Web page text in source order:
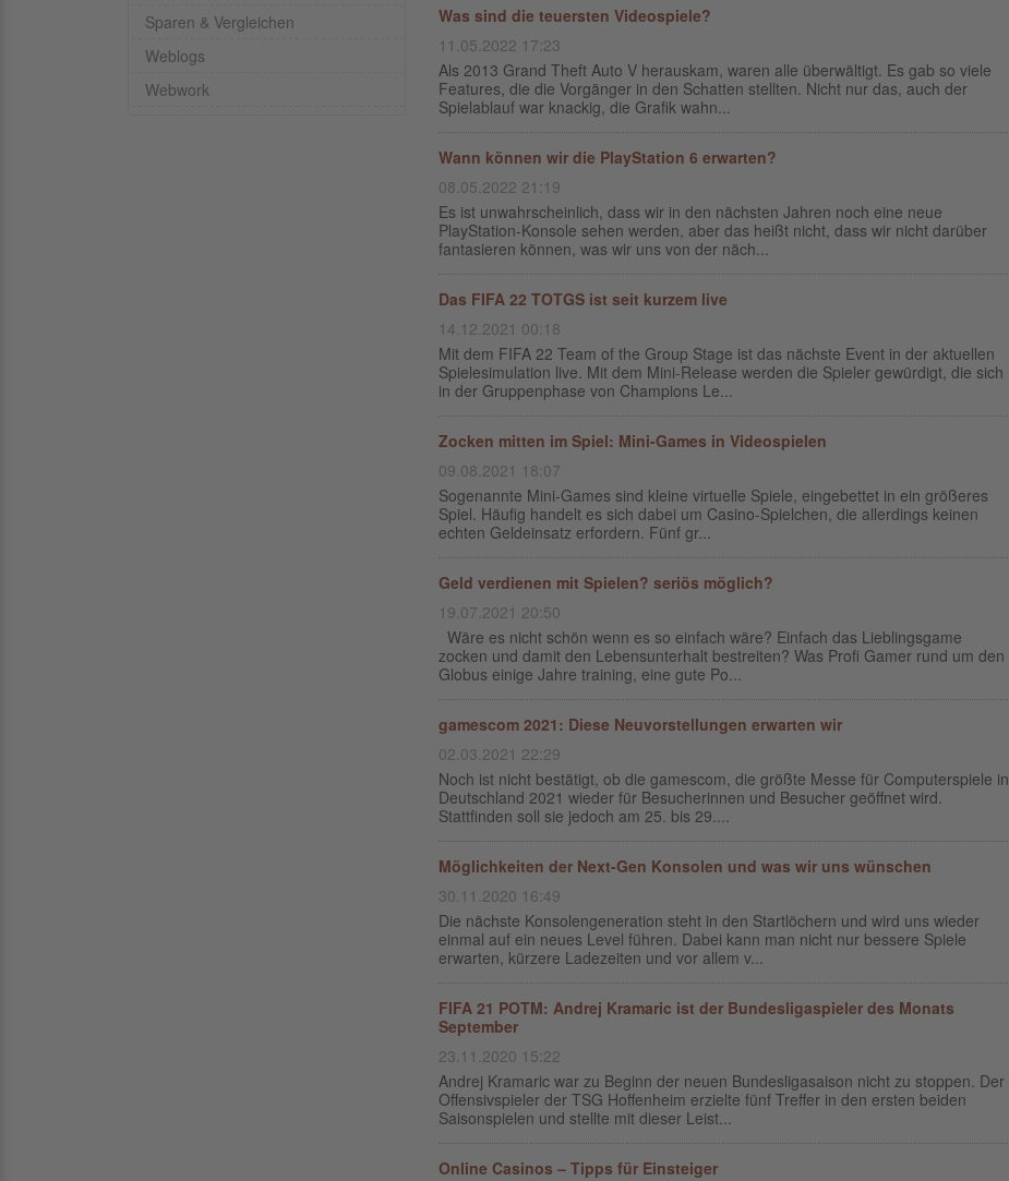
Sparen & Vergleichen
Weblogs
Webwork
Was sind die teuersten Videospiele?
11.05.2022 17:23
Als 2013 Grand Theft Auto V herauskam, waren alle überwältigt. Es gab so viele
Features, die die Vorgänger in den Schatten stellten. Nicht nur das, auch der
Spielablauf war knackig, die Grafik wahn...
Wann können wir die PlayStation 6 erwarten?
08.05.2022 21:19
Es ist unwahrscheinlich, dass wir in den nächsten Jahren noch eine neue
PlayStation-Konsole sehen werden, aber das heißt nicht, dass wir nicht darüber
fantasieren können, was wir uns von der näch...
Das FIFA 22 TOTGS ist seit kurzem live
14.12.2021 00:18
Mit dem FIFA 22 Team of the Group Stage ist das nächste Event in der aktuellen
Spielesimulation live. Mit dem Mini-Release werden die Spieler gewürdigt, die sich
in der Gruppenphase von Champions Le...
Zocken mitten im Spiel: Mini-Games in Videospielen
09.08.2021 18:07
Sogenannte Mini-Games sind kleine virtuelle Spiele, eingebettet in ein größeres
Spiel. Häufig handelt es sich dabei um Casino-Spielchen, die allerdings keinen
echten Geldeinsatz erfordern. Fünf gr...
Geld verdienen mit Spielen? seriös möglich?
19.07.2021 20:50
Wäre es nicht schön wenn es so einfach wäre? Einfach das Lieblingsgame
zocken und damit den Lebensunterhalt bestreiten? Was Profi Gamer rund um den
Globus einige Jahre training, eine gute Po...
gamescom 2021: Diese Neuvorstellungen erwarten wir
02.03.2021 22:29
Noch ist nicht bestätigt, ob die gamescom, die größte Messe für Computerspiele in
Deutschland 2021 wieder für Besucherinnen und Besucher geöffnet wird.
Stattfinden soll sie jedoch am 25. bis 29....
Möglichkeiten der Next-Gen Konsolen und was wir uns wünschen
30.11.2020 16:49
Die nächste Konsolengeneration steht in den Startlöchern und wird uns wieder
einmal auf ein neues Level führen. Dabei kann man nicht nur bessere Spiele
erwarten, kürzere Ladezeiten und vor allem v...
FIFA 21 POTM: Andrej Kramaric ist der Bundesligaspieler des Monats
September
23.11.2020 15:22
Andrej Kramaric war zu Beginn der neuen Bundesligasaison nicht zu stoppen. Der
Offensivspieler der TSG Hoffenheim erzielte fünf Treffer in den ersten beiden
Saisonspielen und stellte mit dieser Leist...
Online Casinos – Tipps für Einsteiger